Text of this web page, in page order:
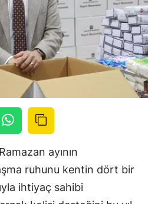
ayının
ruhunu kentin dört bir
ihtiyaç sahibi